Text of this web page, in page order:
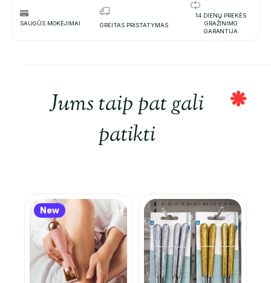
SAUGŪS MOKĖJIMAI GREITAS PRISTATYMAS
14 DIENŲ PREKĖS
GRAŽINIMO
GARANTIJA
Jums taip pat gali
patikti
New